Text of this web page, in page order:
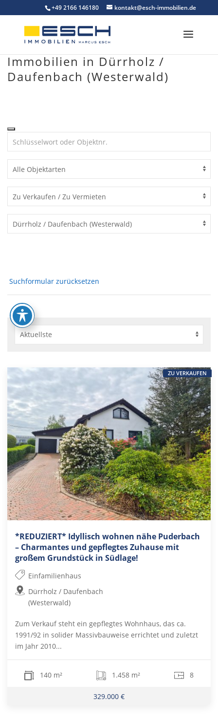
to
content
+49 2166 146180 kontakt@esch-immobilien.de
Immobilien in Dürrholz /
Daufenbach (Westerwald)
Suchformular zurücksetzen
*REDUZIERT* Idyllisch wohnen nähe Puderbach
– Charmantes und gepflegtes Zuhause mit
großem Grundstück in Südlage!
Einfamilienhaus
Dürrholz / Daufenbach
(Westerwald)
Zum Verkauf steht ein gepflegtes Wohnhaus, das ca.
1991/92 in solider Massivbauweise errichtet und zuletzt
im Jahr 2010...
140 m² 1.458 m² 8
329.000 €
ZU VERKAUFEN